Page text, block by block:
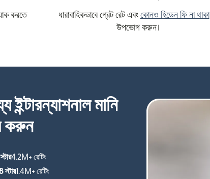
করতে
ধারাবাহিকভাবে গ্রেট রেট এবং কোনও হিডেন ফি না থাকা
উপভোগ করুন।
ইন্টারন্যাশনাল মানি
করুন
4.2M+ রেটিং
1.4M+ রেটিং